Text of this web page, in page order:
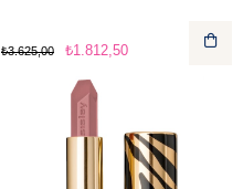
₺1.812,50
₺3.625,00